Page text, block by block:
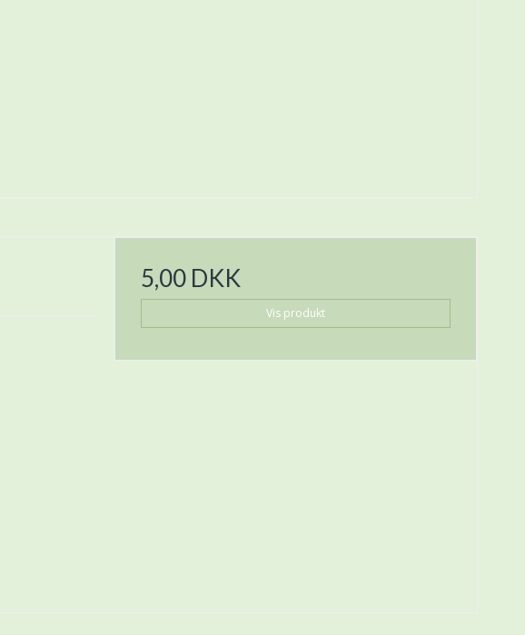
5,00 DKK
Vis produkt